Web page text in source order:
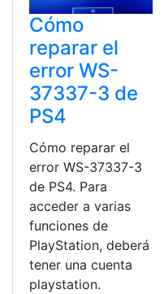
Cómo
reparar el
error WS-
37337-3 de
PS4
Cómo reparar el
error WS-37337-3
de PS4. Para
acceder a varias
funciones de
PlayStation, deberá
tener una cuenta
playstation.